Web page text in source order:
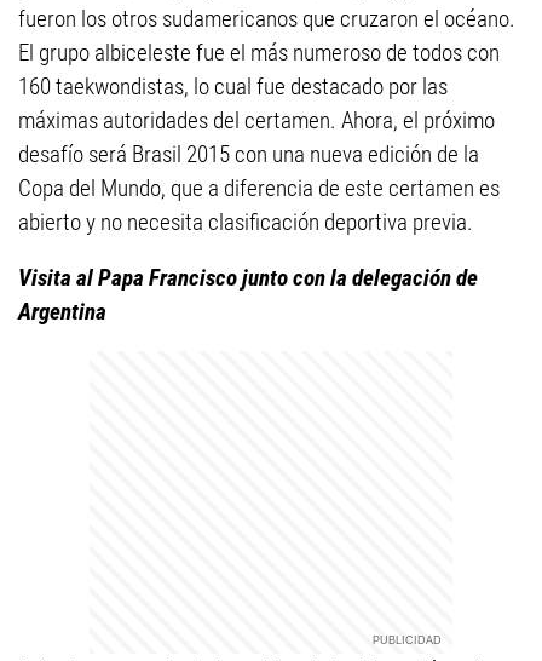
fueron los otros sudamericanos que cruzaron el océano.
El grupo albiceleste fue el más numeroso de todos con
160 taekwondistas, lo cual fue destacado por las
máximas autoridades del certamen. Ahora, el próximo
desafío será Brasil 2015 con una nueva edición de la
Copa del Mundo, que a diferencia de este certamen es
abierto y no necesita clasificación deportiva previa.
Visita al Papa Francisco junto con la delegación de
Argentina